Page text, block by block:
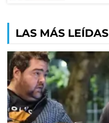
LAS MÁS LEÍDAS